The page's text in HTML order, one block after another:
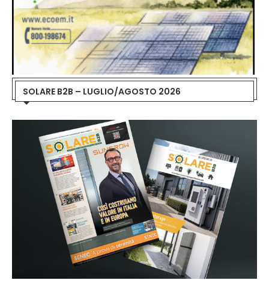
SOLARE B2B – LUGLIO/AGOSTO 2026